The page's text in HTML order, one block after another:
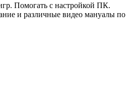
Помогать с настройкой ПК.
и различные видео мануалы по